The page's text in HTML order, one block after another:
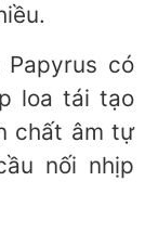
Papyrus có
loa tái tạo
chất âm tự
nối nhịp